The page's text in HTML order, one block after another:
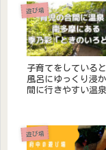
遊び場
子育てをしている
風呂にゆっくり浸
間に行きやすい温
遊び場